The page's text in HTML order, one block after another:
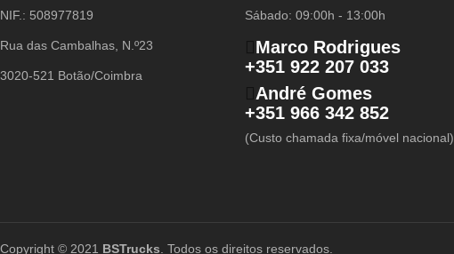
NIF.: 508977819
Rua das Cambalhas, N.º23
3020-521 Botão/Coimbra
Sábado: 09:00h - 13:00h
Marco Rodrigues
+351 922 207 033
André Gomes
+351 966 342 852
(Custo chamada fixa/móvel nacional)
Copyright © 2021 BSTrucks . Todos os direitos reservados.